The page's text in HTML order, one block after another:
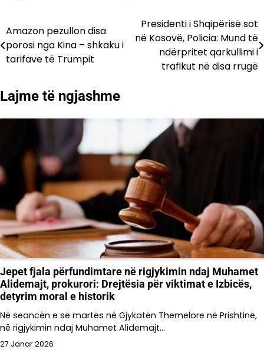
Lëvizje
te
Amazon pezullon disa
porosi nga Kina – shkaku i
tarifave të Trumpit
Presidenti i Shqipërisë sot
në Kosovë, Policia: Mund të
ndërpritet qarkullimi i
trafikut në disa rrugë
Lajme të ngjashme
Jepet fjala përfundimtare në rigjykimin ndaj Muhamet
Alidemajt, prokurori: Drejtësia për viktimat e Izbicës,
detyrim moral e historik
Në seancën e së martës në Gjykatën Themelore në Prishtinë,
në rigjykimin ndaj Muhamet Alidemajt…
27 Janar 2026